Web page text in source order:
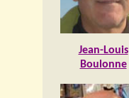
Jean-Louis
Boulonne